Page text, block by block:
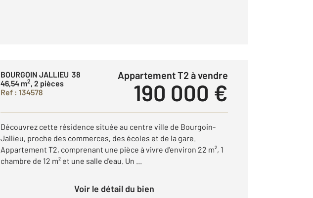
BOURGOIN JALLIEU 38
46,54 m2, 2 pièces
Ref : 134578
Appartement T2 à vendre
190 000 €
Découvrez cette résidence située au centre ville de Bourgoin-
Jallieu, proche des commerces, des écoles et de la gare.
Appartement T2, comprenant une pièce à vivre d'environ 22 m², 1
chambre de 12 m² et une salle d'eau. Un ...
Voir le détail du bien